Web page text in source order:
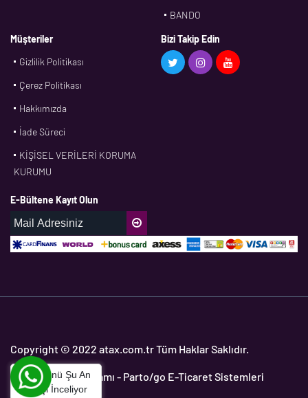
Bu Ürünü Şu An
2Kişi İnceliyor
BANDO
BMS
CDF
DPH
ECOPARTS
Müşteriler
Gizlilik Politikası
Çerez Politikası
Hakkımızda
İade Süreci
KİŞİSEL VERİLERİ KORUMA
KURUMU
Bizi Takip Edin
E-Bültene Kayıt Olun
Copyright © 2022 atax.com.tr Tüm Haklar Saklıdır.
Yedek Parça Programı - Parto/go E-Ticaret Sistemleri